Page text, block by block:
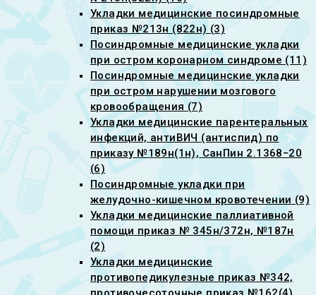
Укладки медицинские посиндромные
приказ №213н (822н) (3)
Посиндромные медицинские укладки
при остром коронарном синдроме (11)
Посиндромные медицинские укладки
при остром нарушении мозгового
кровообращения (7)
Укладки медицинские парентеральных
инфекций, антиВИЧ (антиспид) по
приказу №189н(1н), СанПин 2.1368−20
(6)
Посиндромные укладки при
желудочно-кишечном кровотечении (9)
Укладки медицинские паллиативной
помощи приказ № 345н/372н, №187н
(2)
Укладки медицинские
противопедикулезные приказ №342,